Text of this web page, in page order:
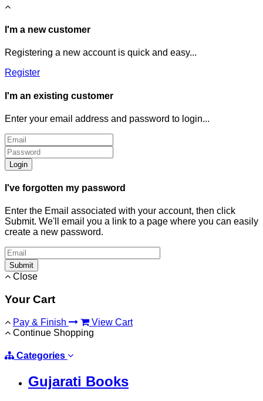
I'm a new customer
Registering a new account is quick and easy...
Register
I'm an existing customer
Enter your email address and password to login...
Login
I've forgotten my password
Enter the Email associated with your account, then click
Submit. We'll email you a link to a page where you can easily
create a new password.
Submit
Close
Your Cart
Pay & Finish
View Cart
Continue Shopping
Categories
Gujarati Books